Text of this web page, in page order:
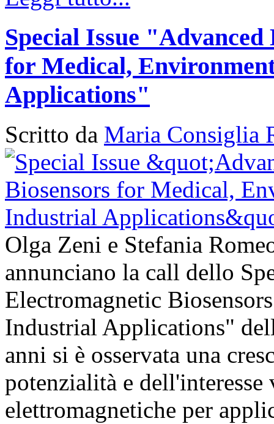
Special Issue
for Medical,
Applications"
Scritto da Maria Consiglia
Olga Zeni e Stefania
annunciano la call dello
Electromagnetic
Industrial Applications"
anni si è osservata una
potenzialità e dell'interesse
elettromagnetiche per